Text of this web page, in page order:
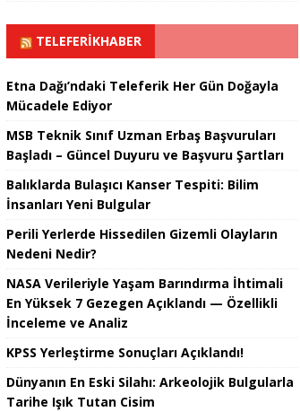
TELEFERIKHABER
Etna Dağı’ndaki Teleferik Her Gün Doğayla
Mücadele Ediyor
MSB Teknik Sınıf Uzman Erbaş Başvuruları
Başladı – Güncel Duyuru ve Başvuru Şartları
Balıklarda Bulaşıcı Kanser Tespiti: Bilim
İnsanları Yeni Bulgular
Perili Yerlerde Hissedilen Gizemli Olayların
Nedeni Nedir?
NASA Verileriyle Yaşam Barındırma İhtimali
En Yüksek 7 Gezegen Açıklandı — Özellikli
İnceleme ve Analiz
KPSS Yerleştirme Sonuçları Açıklandı!
Dünyanın En Eski Silahı: Arkeolojik Bulgularla
Tarihe Işık Tutan Cisim